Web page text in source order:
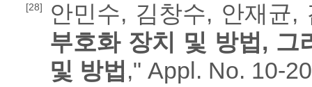
[28]
안민수, 김창수, 안재균,
부호화 장치 및 방법, 그
및 방법," Appl. No. 10-